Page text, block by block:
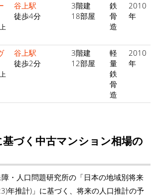
谷上駅
徒歩4分
3階建
18部屋
鉄
骨
造
2010
年
谷上駅
徒歩2分
3階建
12部屋
軽
量
鉄
骨
造
2010
年
基づく中古マンション相場の
・人口問題研究所の「日本の地域別将来
年推計)」に基づく、将来の人口推計の予